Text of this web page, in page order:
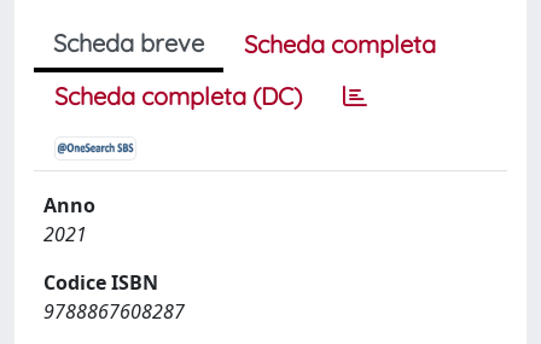
Scheda breve
Scheda completa
Scheda completa (DC)
Anno
2021
Codice ISBN
9788867608287